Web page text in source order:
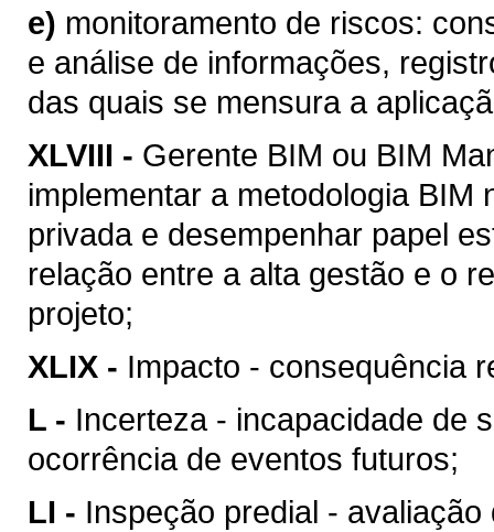
e) monitoramento de riscos:
e análise de informações,
das quais se mensura a
XLVIII - Gerente BIM ou BIM
implementar a metodologia BIM
privada e desempenhar papel
relação entre a alta gestão e o
projeto;
XLIX - Impacto - consequência
L - Incerteza - incapacidade de
ocorrência de eventos futuros;
LI - Inspeção predial -